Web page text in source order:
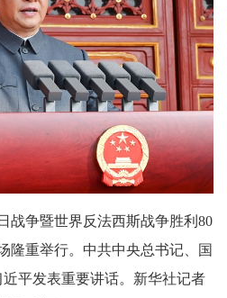
战争暨世界反法西斯战争胜利80
隆重举行。中共中央总书记、国
平发表重要讲话。新华社记者